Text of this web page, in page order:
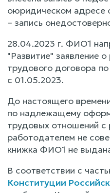
оюридическом адресе
– запись
28.04.2023 г. ФИО1
"Развитие" заявление
трудового договора
с 01.05.2023.
До настоящего
по надлежащему
трудовых отношений с
работодателем не
книжка ФИО1 не
В соответствии с
Конституции